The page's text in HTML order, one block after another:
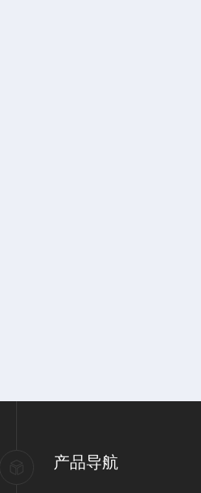
产品导航